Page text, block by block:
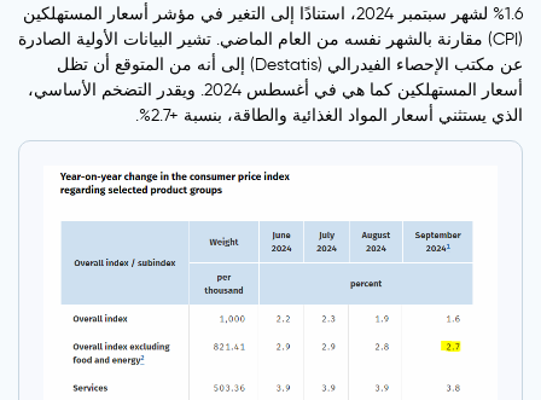
1.6% لشهر سبتمبر 2024، استنادًا إلى التغير في مؤشر أسعار المستهلكين
(CPI) مقارنة بالشهر نفسه من العام الماضي. تشير البيانات الأولية الصادرة
عن مكتب الإحصاء الفيدرالي (Destatis) إلى أنه من المتوقع أن تظل
أسعار المستهلكين كما هي في أغسطس 2024. ويقدر التضخم الأساسي،
الذي يستثني أسعار المواد الغذائية والطاقة، بنسبة +2.7%.